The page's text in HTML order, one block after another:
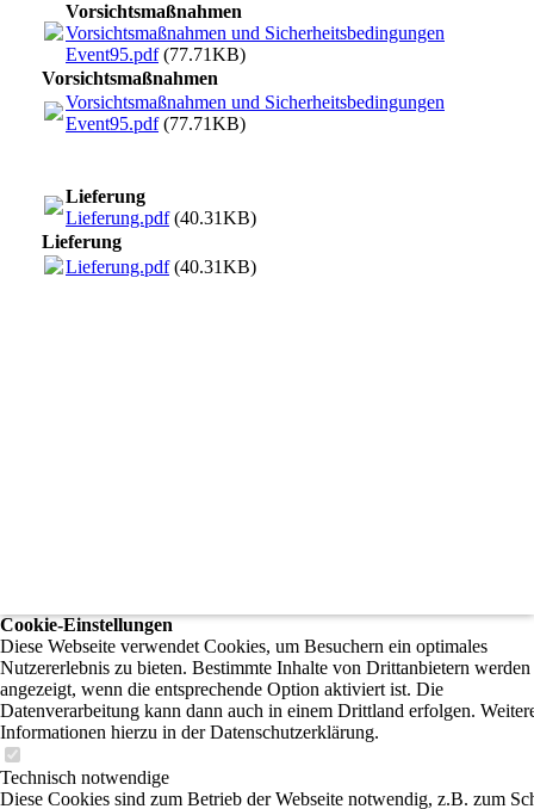
Vorsichtsmaßnahmen
Vorsichtsmaßnahmen und Sicherheitsbedingungen
Event95.pdf(77.71KB)
Vorsichtsmaßnahmen
Vorsichtsmaßnahmen und Sicherheitsbedingungen
Event95.pdf(77.71KB)
Lieferung
Lieferung.pdf(40.31KB)
Lieferung
Lieferung.pdf(40.31KB)
Cookie-Einstellungen
Diese Webseite verwendet Cookies, um Besuchern ein optimales
Nutzererlebnis zu bieten. Bestimmte Inhalte von Drittanbietern
angezeigt, wenn die entsprechende Option aktiviert ist. Die
Datenverarbeitung kann dann auch in einem Drittland erfolgen.
Informationen hierzu in der Datenschutzerklärung.
Technisch notwendige
Diese Cookies sind zum Betrieb der Webseite notwendig, z.B. zum